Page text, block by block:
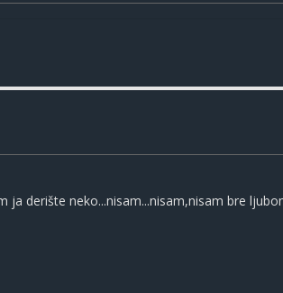
derište neko...nisam...nisam,nisam bre